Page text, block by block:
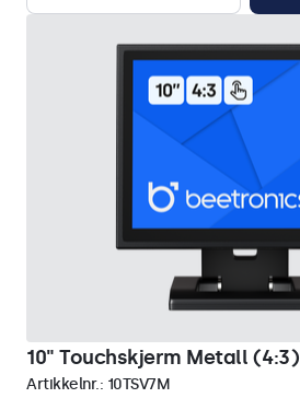
10" Touchskjerm Metall (4:3)
Artikkelnr.: 10TSV7M